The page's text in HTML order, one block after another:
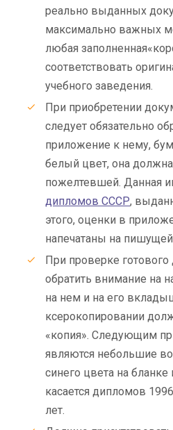
реально выданных
максимально важных
любая
соответствовать
учебного заведения.
При приобретении
следует обязательно
приложение к нему,
белый цвет, она
пожелтевшей. Данная
дипломов СССР,
этого, оценки в
напечатаны на
При проверке
обратить внимание на
на нем и на его
ксерокопировании
«копия». Следующим
являются небольшие
синего цвета на
касается дипломов
лет.